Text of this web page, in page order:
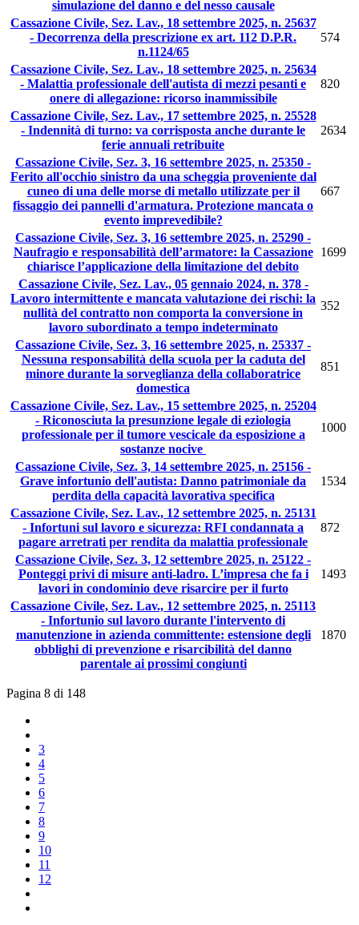
simulazione del danno e del nesso causale
Cassazione Civile, Sez. Lav., 18 settembre 2025, n. 25637
- Decorrenza della prescrizione ex art. 112 D.P.R.
n.1124/65
574
Cassazione Civile, Sez. Lav., 18 settembre 2025, n. 25634
- Malattia professionale dell'autista di mezzi pesanti e
onere di allegazione: ricorso inammissibile
820
Cassazione Civile, Sez. Lav., 17 settembre 2025, n. 25528
- Indennità di turno: va corrisposta anche durante le
ferie annuali retribuite
2634
Cassazione Civile, Sez. 3, 16 settembre 2025, n. 25350 -
Ferito all'occhio sinistro da una scheggia proveniente dal
cuneo di una delle morse di metallo utilizzate per il
fissaggio dei pannelli d'armatura. Protezione mancata o
evento imprevedibile?
667
Cassazione Civile, Sez. 3, 16 settembre 2025, n. 25290 -
Naufragio e responsabilità dell’armatore: la Cassazione
chiarisce l’applicazione della limitazione del debito
1699
Cassazione Civile, Sez. Lav., 05 gennaio 2024, n. 378 -
Lavoro intermittente e mancata valutazione dei rischi: la
nullità del contratto non comporta la conversione in
lavoro subordinato a tempo indeterminato
352
Cassazione Civile, Sez. 3, 16 settembre 2025, n. 25337 -
Nessuna responsabilità della scuola per la caduta del
minore durante la sorveglianza della collaboratrice
domestica
851
Cassazione Civile, Sez. Lav., 15 settembre 2025, n. 25204
- Riconosciuta la presunzione legale di eziologia
professionale per il tumore vescicale da esposizione a
sostanze nocive
1000
Cassazione Civile, Sez. 3, 14 settembre 2025, n. 25156 -
Grave infortunio dell'autista: Danno patrimoniale da
perdita della capacità lavorativa specifica
1534
Cassazione Civile, Sez. Lav., 12 settembre 2025, n. 25131
- Infortuni sul lavoro e sicurezza: RFI condannata a
pagare arretrati per rendita da malattia professionale
872
Cassazione Civile, Sez. 3, 12 settembre 2025, n. 25122 -
Ponteggi privi di misure anti-ladro. L’impresa che fa i
lavori in condominio deve risarcire per il furto
1493
Cassazione Civile, Sez. Lav., 12 settembre 2025, n. 25113
- Infortunio sul lavoro durante l'intervento di
manutenzione in azienda committente: estensione degli
obblighi di prevenzione e risarcibilità del danno
parentale ai prossimi congiunti
1870
Pagina 8 di 148
3
4
5
6
7
8
9
10
11
12